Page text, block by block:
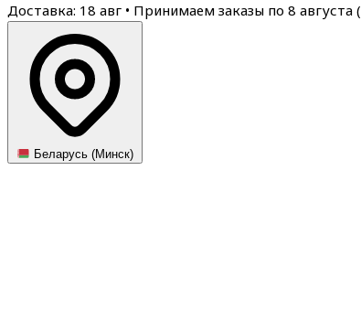
Доставка: 18 авг • Принимаем заказы по 8 августа (
Беларусь (Минск)